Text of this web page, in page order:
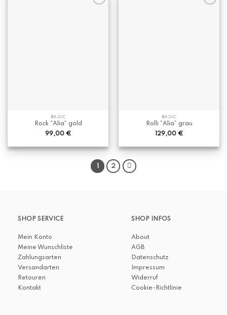
BASIC
Rock “Alia” gold
99,00 €
BASIC
Rolli “Alia” grau
129,00 €
1 2
SHOP SERVICE
Mein Konto
Meine Wunschliste
Zahlungsarten
Versandarten
Retouren
Kontakt
SHOP INFOS
About
AGB
Datenschutz
Impressum
Widerruf
Cookie-Richtlinie